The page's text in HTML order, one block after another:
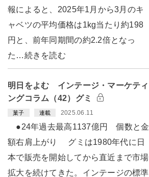
報によると、2025年1月から3月のキ
ャベツの平均価格は1kg当たり約198
円と、前年同期間の約2.2倍となっ
た…続きを読む
明日をよむ インテージ・マーケティ
ングコラム（42）グミ
菓子 連載 2025.06.11
●24年過去最高1137億円 個数と金
額右肩上がり グミは1980年代に日
本で販売を開始してから直近まで市場
拡大を続けてきた。インテージの標準